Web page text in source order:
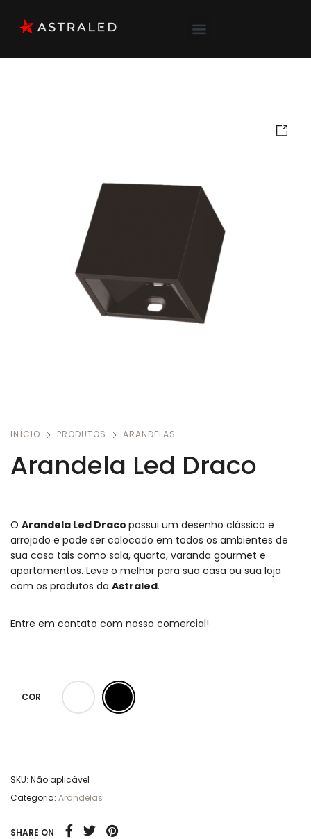
INÍCIO PRODUTOS ARANDELAS
Arandela Led Draco
O Arandela Led Draco possui um desenho clássico e
arrojado e pode ser colocado em todos os ambientes de
sua casa tais como sala, quarto, varanda gourmet e
apartamentos. Leve o melhor para sua casa ou sua loja
com os produtos da Astraled.
Entre em contato com nosso comercial!
COR
SKU: Não aplicável
Categoria: Arandelas
SHARE ON